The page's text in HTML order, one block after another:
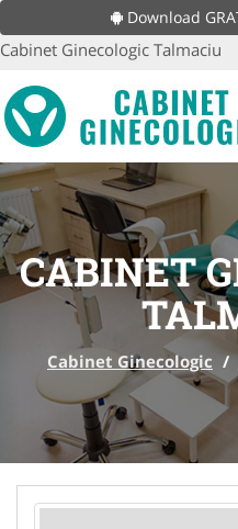
Download
Cabinet Ginecologic Talmaciu
CABINET
Cabinet Ginecologic /